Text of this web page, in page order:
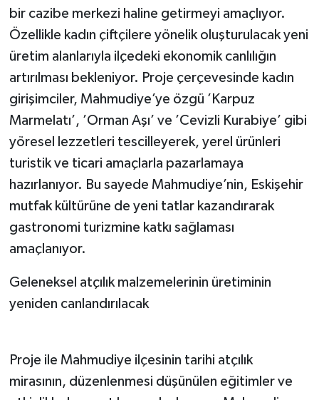
bir cazibe merkezi haline getirmeyi amaçlıyor.
Özellikle kadın çiftçilere yönelik oluşturulacak yeni
üretim alanlarıyla ilçedeki ekonomik canlılığın
artırılması bekleniyor. Proje çerçevesinde kadın
girişimciler, Mahmudiye’ye özgü ’Karpuz
Marmelatı’, ’Orman Aşı’ ve ’Cevizli Kurabiye’ gibi
yöresel lezzetleri tescilleyerek, yerel ürünleri
turistik ve ticari amaçlarla pazarlamaya
hazırlanıyor. Bu sayede Mahmudiye’nin, Eskişehir
mutfak kültürüne de yeni tatlar kazandırarak
gastronomi turizmine katkı sağlaması
amaçlanıyor.
Geleneksel atçılık malzemelerinin üretiminin
yeniden canlandırılacak
Proje ile Mahmudiye ilçesinin tarihi atçılık
mirasının, düzenlenmesi düşünülen eğitimler ve